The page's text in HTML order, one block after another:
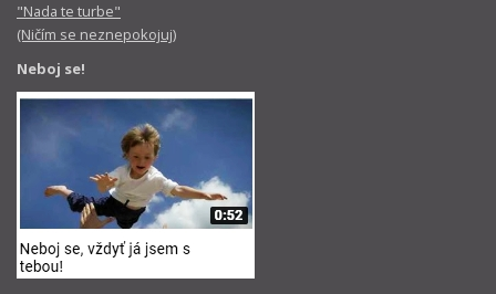
"Nada te turbe"
(Ničím se neznepokojuj)
Neboj se!